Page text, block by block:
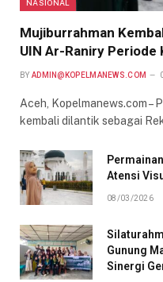
NASIONAL
Mujiburrahman
UIN Ar-Raniry Periode
BY ADMIN@KOPELMANEWS.COM
Aceh, Kopelmanews.com –
kembali dilantik sebagai
Atensi
08/03/2026
Gunung
Sinergi